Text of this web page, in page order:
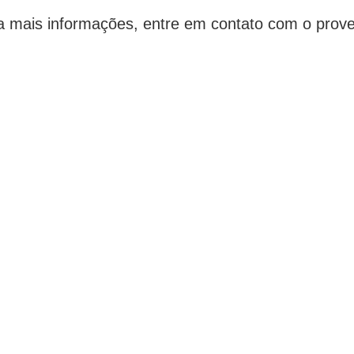
mais informações, entre em contato com o